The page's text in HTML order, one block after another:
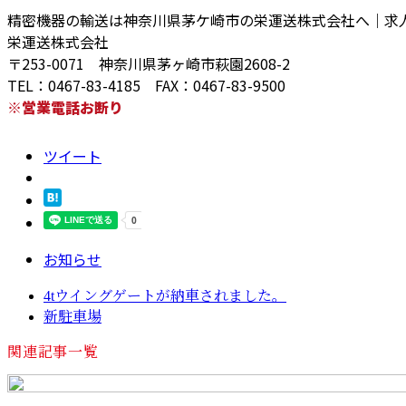
精密機器の輸送は神奈川県茅ケ崎市の栄運送株式会社へ｜求
栄運送株式会社
〒253-0071 神奈川県茅ヶ崎市萩園2608-2
TEL：0467-83-4185 FAX：0467-83-9500
※営業電話お断り
ツイート
お知らせ
4tウイングゲートが納車されました。
新駐車場
関連記事一覧